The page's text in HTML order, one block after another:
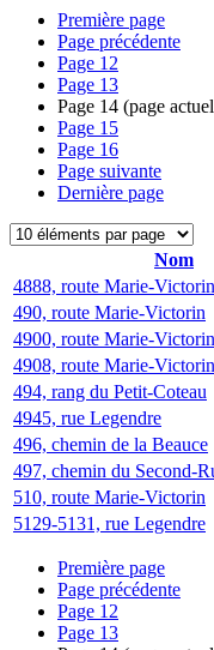
Première page
Page précédente
Page 12
Page 13
Page 14 (page
Page 15
Page 16
Page suivante
Dernière page
Nom
4888, route Marie-Victorin
490, route Marie-Victorin
4900, route Marie-Victorin
4908, route Marie-Victorin
494, rang du Petit-Coteau
4945, rue Legendre
496, chemin de la Beauce
497, chemin du Second-
510, route Marie-Victorin
5129-5131, rue Legendre
Première page
Page précédente
Page 12
Page 13